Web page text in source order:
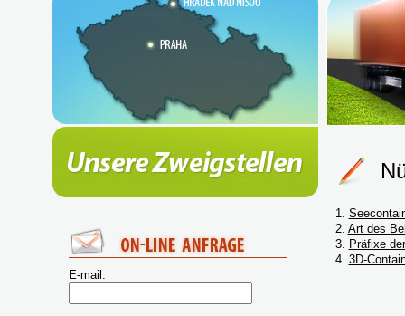
E-mail:
1.
2. Art des
3. Präfixe
4. 3D-